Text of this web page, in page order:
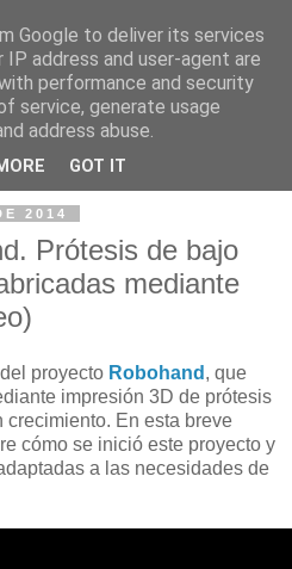
2014
Prótesis de bajo
mediante
proyecto Robohand , que
impresión 3D de prótesis
En esta breve
cómo se inició este proyecto y
a las necesidades de
Google to deliver its services
address and user-agent are
performance and security
service, generate usage
address abuse.
GOT IT